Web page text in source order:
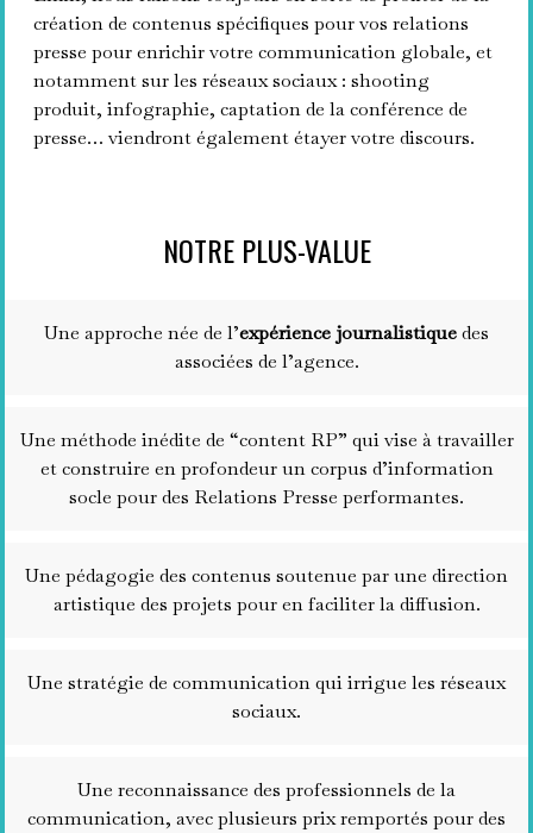
création de contenus spécifiques pour vos relations
presse pour enrichir votre communication globale, et
notamment sur les réseaux sociaux : shooting
produit, infographie, captation de la conférence de
presse… viendront également étayer votre discours.
NOTRE PLUS-VALUE
Une approche née de l’expérience journalistiquedes
associées de l’agence.
Une méthode inédite de “content RP” qui vise à travailler
et construire en profondeur un corpus d’information
socle pour des Relations Presse performantes.
Une pédagogie des contenus soutenue par une direction
artistique des projets pour en faciliter la diffusion.
Une stratégie de communication qui irrigue les réseaux
sociaux.
Une reconnaissance des professionnels de la
communication, avec plusieurs prix remportés pour des